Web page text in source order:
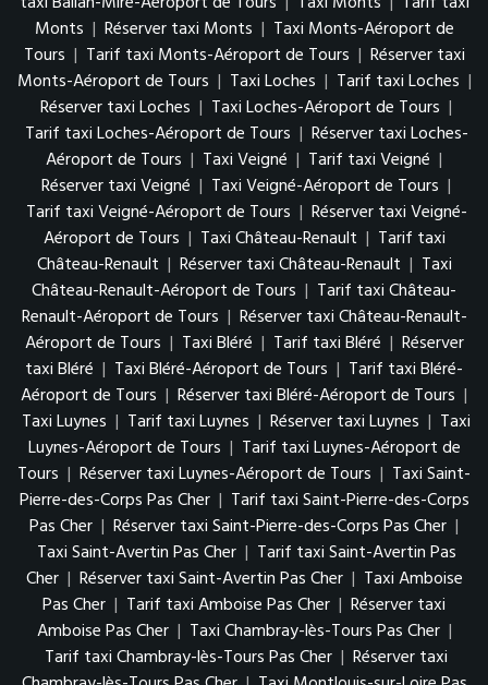
Monts | Réserver taxi Monts | Taxi Monts-Aéroport de
Tours | Tarif taxi Monts-Aéroport de Tours | Réserver taxi
Monts-Aéroport de Tours | Taxi Loches | Tarif taxi Loches |
Réserver taxi Loches | Taxi Loches-Aéroport de Tours |
Tarif taxi Loches-Aéroport de Tours | Réserver taxi Loches-
Aéroport de Tours | Taxi Veigné | Tarif taxi Veigné |
Réserver taxi Veigné | Taxi Veigné-Aéroport de Tours |
Tarif taxi Veigné-Aéroport de Tours | Réserver taxi Veigné-
Aéroport de Tours | Taxi Château-Renault | Tarif taxi
Château-Renault | Réserver taxi Château-Renault | Taxi
Château-Renault-Aéroport de Tours | Tarif taxi Château-
Renault-Aéroport de Tours | Réserver taxi Château-Renault-
Aéroport de Tours | Taxi Bléré | Tarif taxi Bléré | Réserver
taxi Bléré | Taxi Bléré-Aéroport de Tours | Tarif taxi Bléré-
Aéroport de Tours | Réserver taxi Bléré-Aéroport de Tours |
Taxi Luynes | Tarif taxi Luynes | Réserver taxi Luynes | Taxi
Luynes-Aéroport de Tours | Tarif taxi Luynes-Aéroport de
Tours | Réserver taxi Luynes-Aéroport de Tours | Taxi Saint-
Pierre-des-Corps Pas Cher | Tarif taxi Saint-Pierre-des-Corps
Pas Cher | Réserver taxi Saint-Pierre-des-Corps Pas Cher |
Taxi Saint-Avertin Pas Cher | Tarif taxi Saint-Avertin Pas
Cher | Réserver taxi Saint-Avertin Pas Cher | Taxi Amboise
Pas Cher | Tarif taxi Amboise Pas Cher | Réserver taxi
Amboise Pas Cher | Taxi Chambray-lès-Tours Pas Cher |
Tarif taxi Chambray-lès-Tours Pas Cher | Réserver taxi